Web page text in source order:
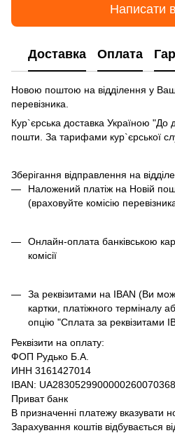
Написати
Доставка Оплата
Новою поштою на відділення у
перевізника.
Кур`єрська доставка Україною "До
пошти. За тарифами кур`єрської
Зберігання відправлення на
Наложений платіж на Новій
(враховуйте комісію
Онлайн-оплата банківською
комісії
За реквізитами на IBAN (Ви
картки, платіжного терміналу
опцію "Сплата за реквізитами
Реквізити на оплату:
ФОП Рудько Б.А.
ИНН 3161427014
IBAN:
Приват банк
В призначенні платежу вказувати
Зарахування коштів відбувається